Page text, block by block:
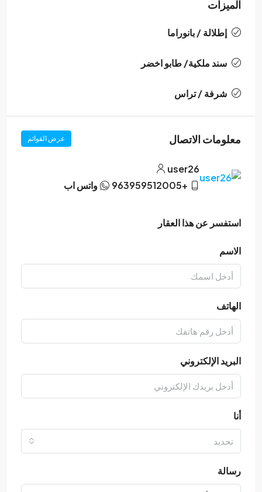
الميزات
إطلالة / بانوراما
سند ملكية/ طابو اخضر
شرفة / تراس
معلومات الاتصال عرض القوائم
user26
+963959512005
واتس اب
استفسر عن هذا العقار
الاسم
الهاتف
البريد الإلكتروني
أنا
تحديد
رسالة